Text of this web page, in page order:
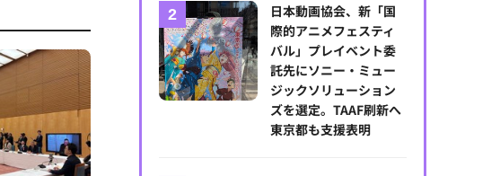
日本動画協会、新「国
際的アニメフェスティ
バル」プレイベント委
託先にソニー・ミュー
ジックソリューション
ズを選定。TAAF刷新へ
東京都も支援表明